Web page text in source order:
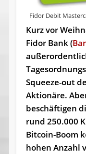
Fidor Debit
Kurz vor
Fidor Bank (
Squeeze-out
Aktionäre.
beschäftigen
rund 250.000
Bitcoin-Boom
hohen Anzahl